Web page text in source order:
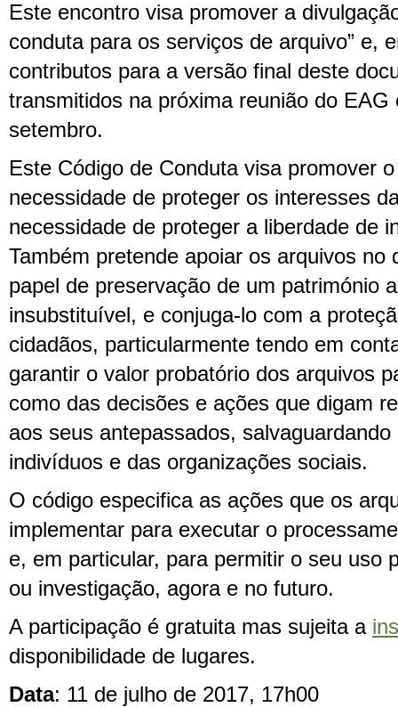
Este encontro visa promover a
conduta para os serviços de arquivo” e,
contributos para a versão final deste
transmitidos na próxima reunião do EAG
setembro.
Este Código de Conduta visa promover
necessidade de proteger os interesses
necessidade de proteger a liberdade de
Também pretende apoiar os arquivos no
papel de preservação de um património
insubstituível, e conjuga-lo com a
cidadãos, particularmente tendo em
garantir o valor probatório dos arquivos
como das decisões e ações que digam
aos seus antepassados,
indivíduos e das organizações sociais.
O código especifica as ações que os
implementar para executar o
e, em particular, para permitir o seu uso
ou investigação, agora e no futuro.
A participação é gratuita mas sujeita a
disponibilidade de lugares.
Data: 11 de julho de 2017, 17h00